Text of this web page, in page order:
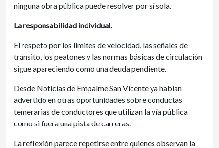
ninguna obra pública puede resolver por sí sola.
La responsabilidad individual.
El respeto por los límites de velocidad, las señales de
tránsito, los peatones y las normas básicas de circulación
sigue apareciendo como una deuda pendiente.
Desde Noticias de Empalme San Vicente ya habían
advertido en otras oportunidades sobre conductas
temerarias de conductores que utilizan la vía pública
como si fuera una pista de carreras.
La reflexión parece repetirse entre quienes observan la